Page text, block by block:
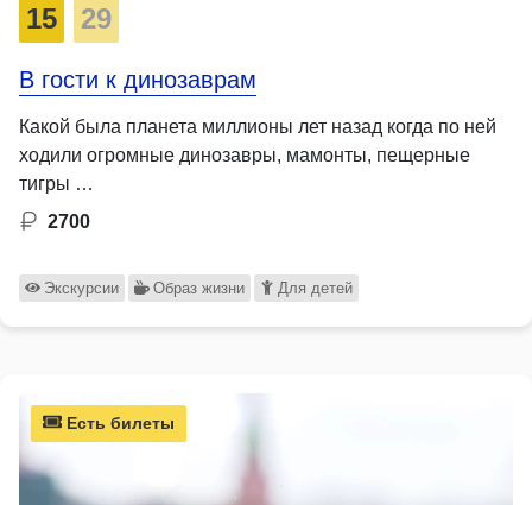
15 29
В гости к динозаврам
Какой была планета миллионы лет назад когда по ней
ходили огромные динозавры, мамонты, пещерные
тигры …
2700
Экскурсии Образ жизни Для детей
Есть билеты